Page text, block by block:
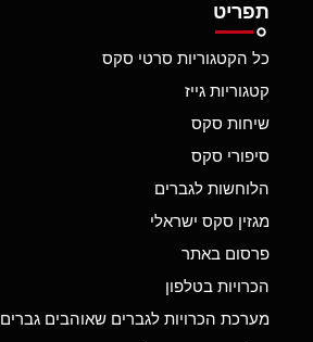
תפריט
כל הקטגוריות סרטי סקס
קטגוריות גייז
שיחות סקס
סיפורי סקס
הלוחשות לגברים
מגזין סקס ישראלי
פרסום באתר
הכרויות בטלפון
מערכת הכרויות לגברים שאוהבים גברים